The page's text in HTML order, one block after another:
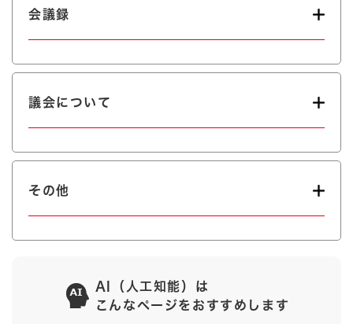
会議録
議会について
その他
AI（人工知能）は
こんなページをおすすめします